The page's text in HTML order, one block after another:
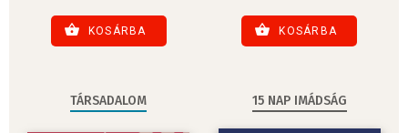
KOSÁRBA KOSÁRBA
TÁRSADALOM 15 NAP IMÁDSÁG